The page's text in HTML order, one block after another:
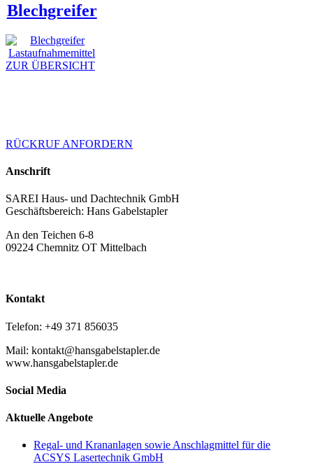
Blechgreifer
ZUR ÜBERSICHT
RÜCKRUF ANFORDERN
Anschrift
SAREI Haus- und Dachtechnik GmbH
Geschäftsbereich: Hans Gabelstapler
An den Teichen 6-8
09224 Chemnitz OT Mittelbach
Kontakt
Telefon: +49 371 856035
Mail: kontakt@hansgabelstapler.de
www.hansgabelstapler.de
Social Media
Aktuelle Angebote
Regal- und Krananlagen sowie Anschlagmittel für die
ACSYS Lasertechnik GmbH